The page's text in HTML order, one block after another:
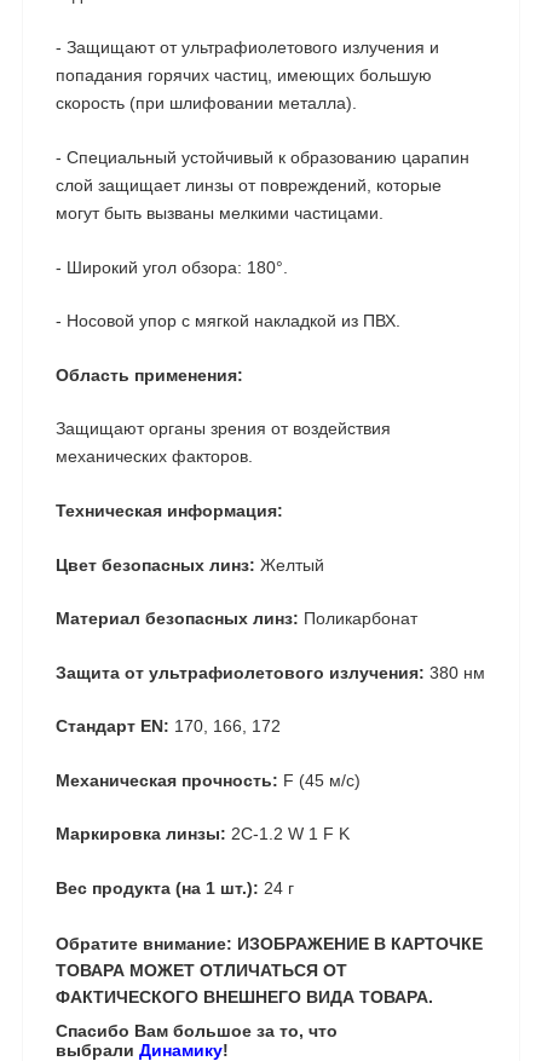
- Защищают от ультрафиолетового излучения и
попадания горячих частиц, имеющих большую
скорость (при шлифовании металла).
- Специальный устойчивый к образованию царапин
слой защищает линзы от повреждений, которые
могут быть вызваны мелкими частицами.
- Широкий угол обзора: 180°.
- Носовой упор с мягкой накладкой из ПВХ.
Область применения:
Защищают органы зрения от воздействия
механических факторов.
Техническая информация:
Цвет безопасных линз: Желтый
Материал безопасных линз: Поликарбонат
Защита от ультрафиолетового излучения: 380 нм
Стандарт EN: 170, 166, 172
Механическая прочность: F (45 м/с)
Маркировка линзы: 2C-1.2 W 1 F K
Вес продукта (на 1 шт.): 24 г
Обратите внимание: ИЗОБРАЖЕНИЕ В КАРТОЧКЕ
ТОВАРА МОЖЕТ ОТЛИЧАТЬСЯ ОТ
ФАКТИЧЕСКОГО ВНЕШНЕГО ВИДА ТОВАРА.
Спасибо Вам большое за то, что
выбрали Динамику!